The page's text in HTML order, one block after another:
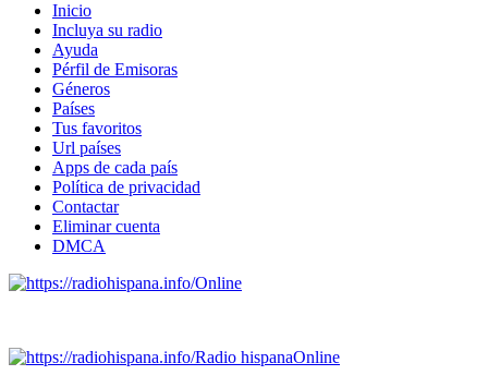
Inicio
Incluya su radio
Ayuda
Pérfil de Emisoras
Géneros
Países
Tus favoritos
Url países
Apps de cada país
Política de privacidad
Contactar
Eliminar cuenta
DMCA
Online
Radio hispanaOnline